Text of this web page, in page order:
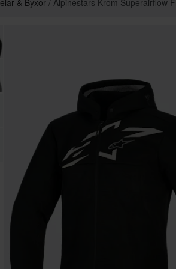
& Byxor Alpinestars Krom Superairflow